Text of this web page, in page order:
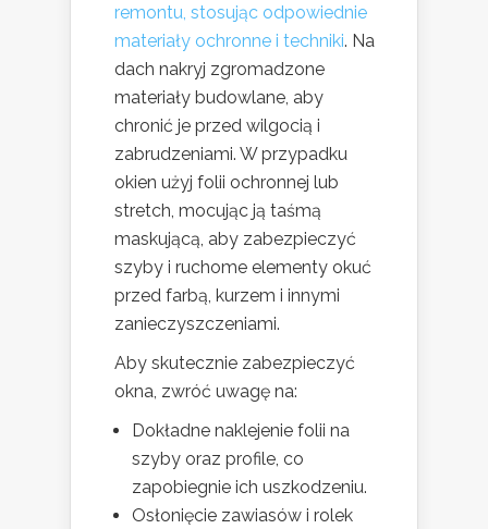
remontu, stosując odpowiednie
materiały ochronne i techniki. Na
dach nakryj zgromadzone
materiały budowlane, aby
chronić je przed wilgocią i
zabrudzeniami. W przypadku
okien użyj folii ochronnej lub
stretch, mocując ją taśmą
maskującą, aby zabezpieczyć
szyby i ruchome elementy okuć
przed farbą, kurzem i innymi
zanieczyszczeniami.
Aby skutecznie zabezpieczyć
okna, zwróć uwagę na:
Dokładne naklejenie folii na
szyby oraz profile, co
zapobiegnie ich uszkodzeniu.
Osłonięcie zawiasów i rolek